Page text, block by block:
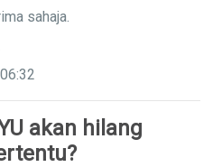
sahaja.
akan hilang